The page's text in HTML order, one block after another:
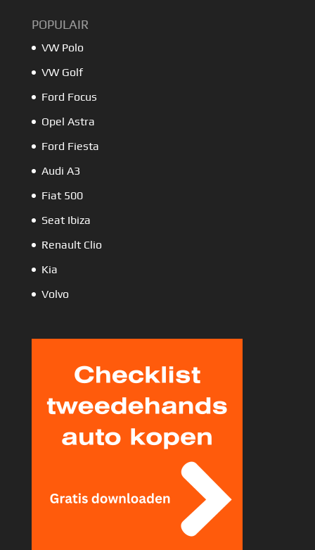
POPULAIR
VW Polo
VW Golf
Ford Focus
Opel Astra
Ford Fiesta
Audi A3
Fiat 500
Seat Ibiza
Renault Clio
Kia
Volvo